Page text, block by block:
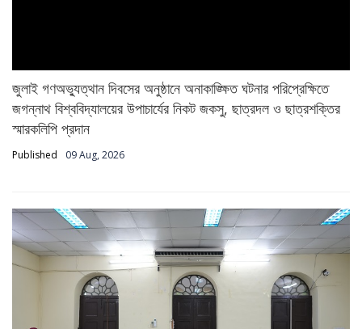
জুলাই গণঅভ্যুত্থান দিবসের অনুষ্ঠানে অনাকাঙ্ক্ষিত ঘটনার পরিপ্রেক্ষিতে
জগন্নাথ বিশ্ববিদ্যালয়ের উপাচার্যের নিকট জকসু, ছাত্রদল ও ছাত্রশক্তির
স্মারকলিপি প্রদান
Published 09 Aug, 2026